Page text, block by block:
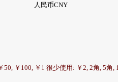
人民币CNY
50, ￥100, ￥1 很少使用: ￥2, 2角, 5角,